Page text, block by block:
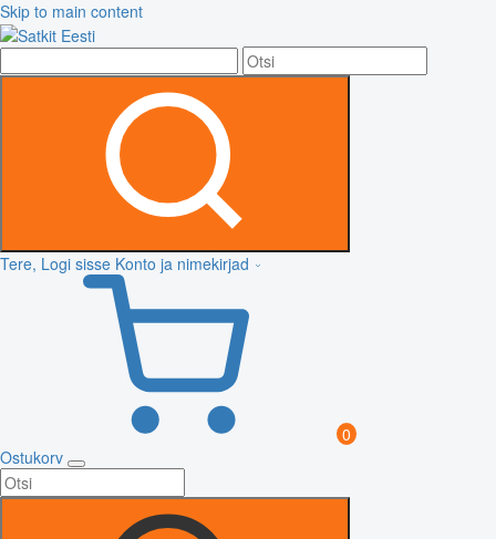
Skip to main content
Tere, Logi sisse Konto ja nimekirjad
0
Ostukorv